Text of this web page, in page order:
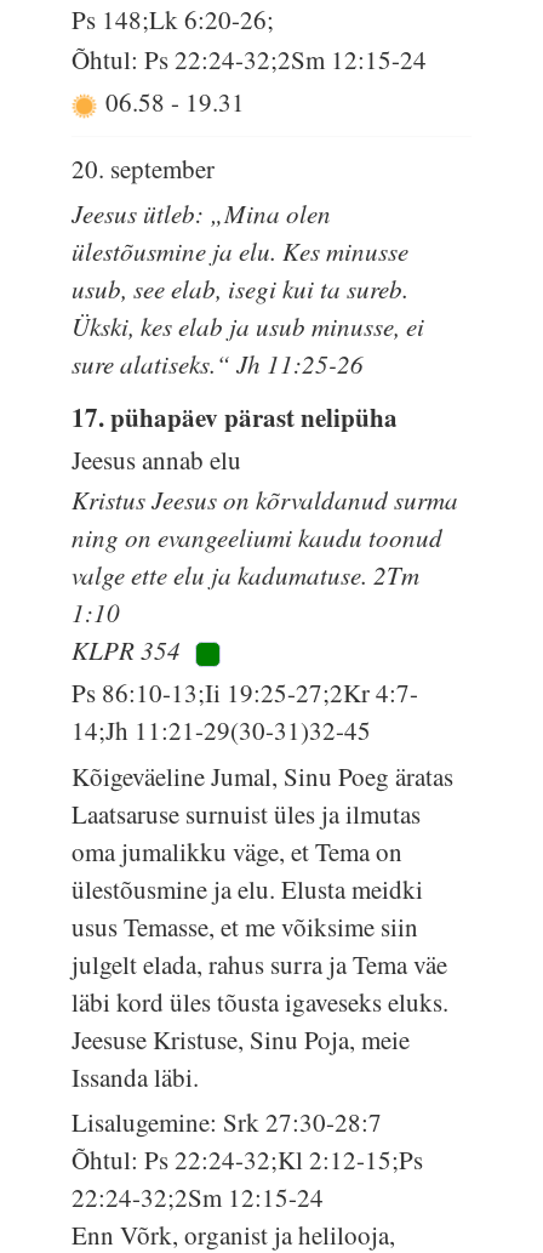
Ps 148;Lk 6:20-26;
Õhtul: Ps 22:24-32;2Sm 12:15-24
06.58 - 19.31
20. september
Jeesus ütleb: „Mina olen
ülestõusmine ja elu. Kes minusse
usub, see elab, isegi kui ta sureb.
Ükski, kes elab ja usub minusse, ei
sure alatiseks.“ Jh 11:25-26
17. pühapäev pärast nelipüha
Jeesus annab elu
Kristus Jeesus on kõrvaldanud surma
ning on evangeeliumi kaudu toonud
valge ette elu ja kadumatuse. 2Tm
1:10
KLPR 354
Ps 86:10-13;Ii 19:25-27;2Kr 4:7-
14;Jh 11:21-29(30-31)32-45
Kõigeväeline Jumal, Sinu Poeg äratas
Laatsaruse surnuist üles ja ilmutas
oma jumalikku väge, et Tema on
ülestõusmine ja elu. Elusta meidki
usus Temasse, et me võiksime siin
julgelt elada, rahus surra ja Tema väe
läbi kord üles tõusta igaveseks eluks.
Jeesuse Kristuse, Sinu Poja, meie
Issanda läbi.
Lisalugemine: Srk 27:30-28:7
Õhtul: Ps 22:24-32;Kl 2:12-15;Ps
22:24-32;2Sm 12:15-24
Enn Võrk, organist ja helilooja,